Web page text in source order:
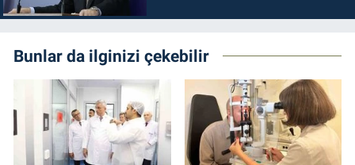
Bunlar da ilginizi çekebilir